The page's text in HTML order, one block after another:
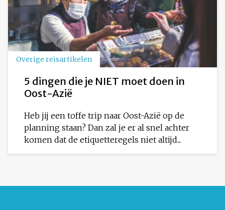
Overige reisartikelen
5 dingen die je NIET moet doen in
Oost-Azië
Heb jij een toffe trip naar Oost-Azië op de
planning staan? Dan zal je er al snel achter
komen dat de etiquetteregels niet altijd...